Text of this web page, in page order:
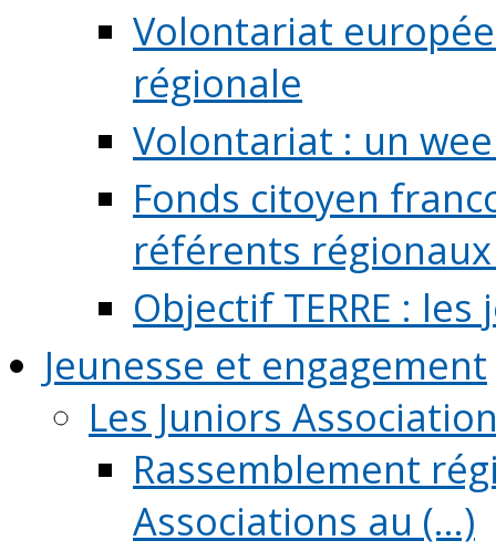
Volontariat
régionale
Volontariat : un
Fonds citoyen
référents régionaux
Objectif TERRE :
Jeunesse et engagement
Les Juniors
Rassemblement
Associations au (...)